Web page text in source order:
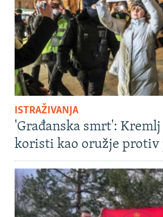
ISTRAŽIVANJA
'Građanska smrt':
koristi kao oružje protiv